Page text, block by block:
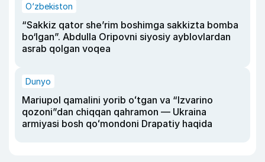
O‘zbekiston
“Sakkiz qator she’rim boshimga sakkizta bomba
bo‘lgan”. Abdulla Oripovni siyosiy ayblovlardan
asrab qolgan voqea
Dunyo
Mariupol qamalini yorib oʻtgan va “Izvarino
qozoni”dan chiqqan qahramon — Ukraina
armiyasi bosh qoʻmondoni Drapatiy haqida